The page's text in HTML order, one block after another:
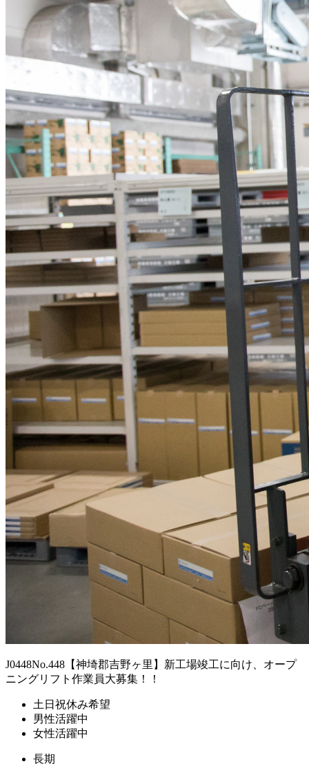
J0448No.448【神埼郡吉野ヶ里】新工場竣工に向け、オープ
ニングリフト作業員大募集！！
土日祝休み希望
男性活躍中
女性活躍中
長期